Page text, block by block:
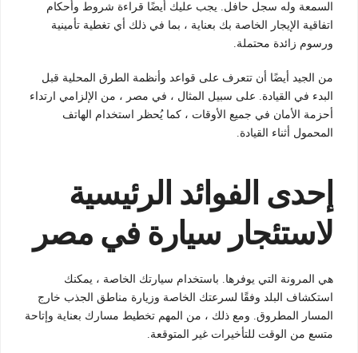
السمعة وله سجل حافل. يجب عليك أيضًا قراءة شروط وأحكام
اتفاقية الإيجار الخاصة بك بعناية ، بما في ذلك أي تغطية تأمينية
ورسوم زائدة محتملة.
من الجيد أيضًا أن تتعرف على قواعد وأنظمة الطرق المحلية قبل
البدء في القيادة. على سبيل المثال ، في مصر ، من الإلزامي ارتداء
أحزمة الأمان في جميع الأوقات ، كما يُحظر استخدام الهاتف
المحمول أثناء القيادة.
إحدى الفوائد الرئيسية
لاستئجار سيارة في مصر
هي المرونة التي يوفرها. باستخدام سيارتك الخاصة ، يمكنك
استكشاف البلد وفقًا لسرعتك الخاصة وزيارة مناطق الجذب خارج
المسار المطروق. ومع ذلك ، من المهم تخطيط مسارك بعناية وإتاحة
متسع من الوقت للتأخيرات غير المتوقعة.